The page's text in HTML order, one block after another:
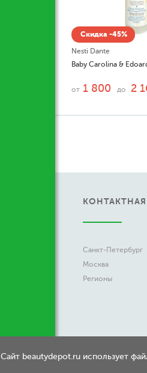
Скидка -45%
Nesti Dante
от 1 800 до 2
Санкт-Петербург
Москва
Регионы
Сайт beautydepot.ru использует